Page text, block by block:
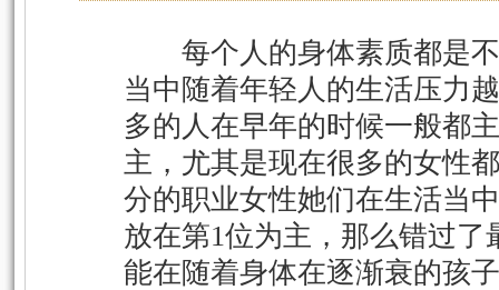
每个人的身体素质都是不
当中随着年轻人的生活压力
多的人在早年的时候一般都
主，尤其是现在很多的女性
分的职业女性她们在生活当
放在第1位为主，那么错过了
能在随着身体在逐渐衰的孩